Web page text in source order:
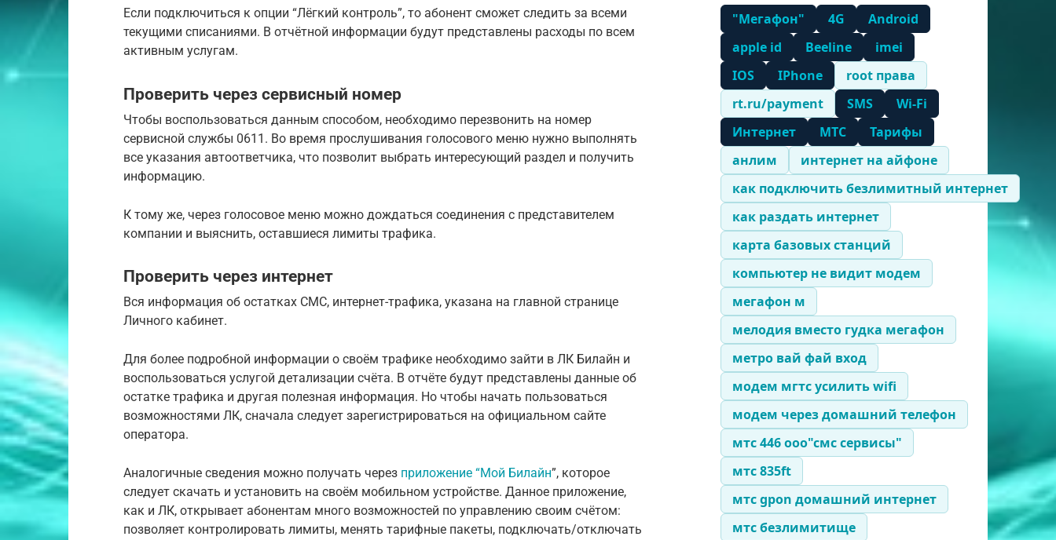
Если подключиться к опции “Лёгкий контроль”, то абонент сможет следить за всеми
текущими списаниями. В отчётной информации будут представлены расходы по всем
активным услугам.
Проверить через сервисный номер
Чтобы воспользоваться данным способом, необходимо перезвонить на номер
сервисной службы 0611. Во время прослушивания голосового меню нужно выполнять
все указания автоответчика, что позволит выбрать интересующий раздел и получить
информацию.
К тому же, через голосовое меню можно дождаться соединения с представителем
компании и выяснить, оставшиеся лимиты трафика.
Проверить через интернет
Вся информация об остатках СМС, интернет-трафика, указана на главной странице
Личного кабинет.
Для более подробной информации о своём трафике необходимо зайти в ЛК Билайн и
воспользоваться услугой детализации счёта. В отчёте будут представлены данные об
остатке трафика и другая полезная информация. Но чтобы начать пользоваться
возможностями ЛК, сначала следует зарегистрироваться на официальном сайте
оператора.
Аналогичные сведения можно получать через приложение “Мой Билайн”, которое
следует скачать и установить на своём мобильном устройстве. Данное приложение,
как и ЛК, открывает абонентам много возможностей по управлению своим счётом:
позволяет контролировать лимиты, менять тарифные пакеты, подключать/отключать
"Мегафон" 4G
Android
apple id
Beeline
imei
IOS
IPhone
root права
rt.ru/payment
SMS
Wi-Fi
Интернет
МТС
Тарифы
анлим
интернет на айфоне
как подключить безлимитный интернет
как раздать интернет
карта базовых станций
компьютер не видит модем
мегафон м
мелодия вместо гудка мегафон
метро вай фай вход
модем мгтс усилить wifi
модем через домашний телефон
мтс 446 ооо"смс сервисы"
мтс 835ft
мтс gpon домашний интернет
мтс безлимитище